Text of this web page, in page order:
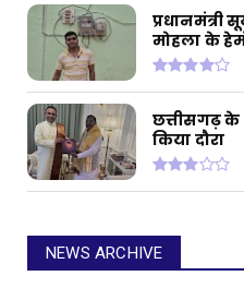
प्रधानमंत्री
मोहला के
छत्तीसगढ़ के
किया दौरा
NEWS ARCHIVE